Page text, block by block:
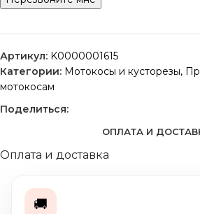
Артикул: K0000001615
Категории: Мотокосы и кусторезы,
мотокосам
Поделиться:
ОПЛАТА И
Оплата и доставка
🚚